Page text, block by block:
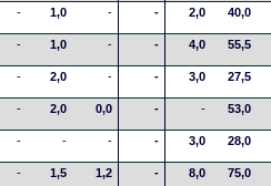
- 1,0 - - 2,0 40,0
- 1,0 - - 4,0 55,5
- 2,0 - - 3,0 27,5
- 2,0 0,0 - - 53,0
- - - - 3,0 28,0
- 1,5 1,2 - 8,0 75,0